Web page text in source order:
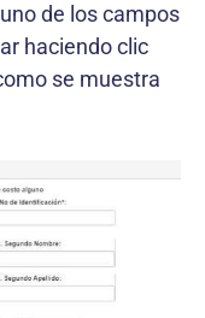
de los campos
haciendo clic
se muestra